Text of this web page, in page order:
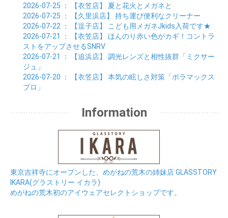
2026-07-25 ： 【衣笠店】 夏と花火とメガネと
2026-07-25 ： 【久里浜店】 持ち運び便利なクリーナー
2026-07-22 ： 【逗子店】
こども用メガネJkids入荷です★
2026-07-21
： 【衣笠店】 ほんのり赤い色がカギ！コントラ
ストをアップさせるSNRV
2026-07-21
： 【追浜店】 調光レンズと相性抜群「ミクサー
ジュ」
2026-07-20 ： 【衣笠店】 本気の眩しさ対策「ポラマックス
プロ」
Information
東京吉祥寺にオープンした、めがねの荒木の姉妹店 GLASSTORY
IKARA(グラストリー イカラ)
めがねの荒木初のアイウェアセレクトショップです。